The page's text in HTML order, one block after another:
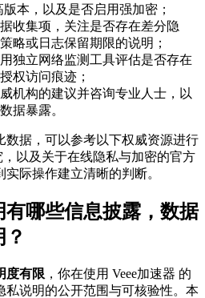
本，以及是否启用强加密；
收集项，关注是否存在差分隐
略或日志保留期限的说明；
独立网络监测工具评估是否存在
权访问痕迹；
机构的建议并咨询专业人士，以
据暴露。
数据，可以参考以下权威资源进行
以及关于在线隐私与加密的官方
际操作建立清晰的判断。
哪些信息披露，数据
度有限 ，你在使用 Veee加速器 的
私说明的公开范围与可核验性。本